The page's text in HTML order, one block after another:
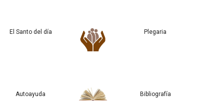
El Santo del día Plegaria
Autoayuda Bibliografía